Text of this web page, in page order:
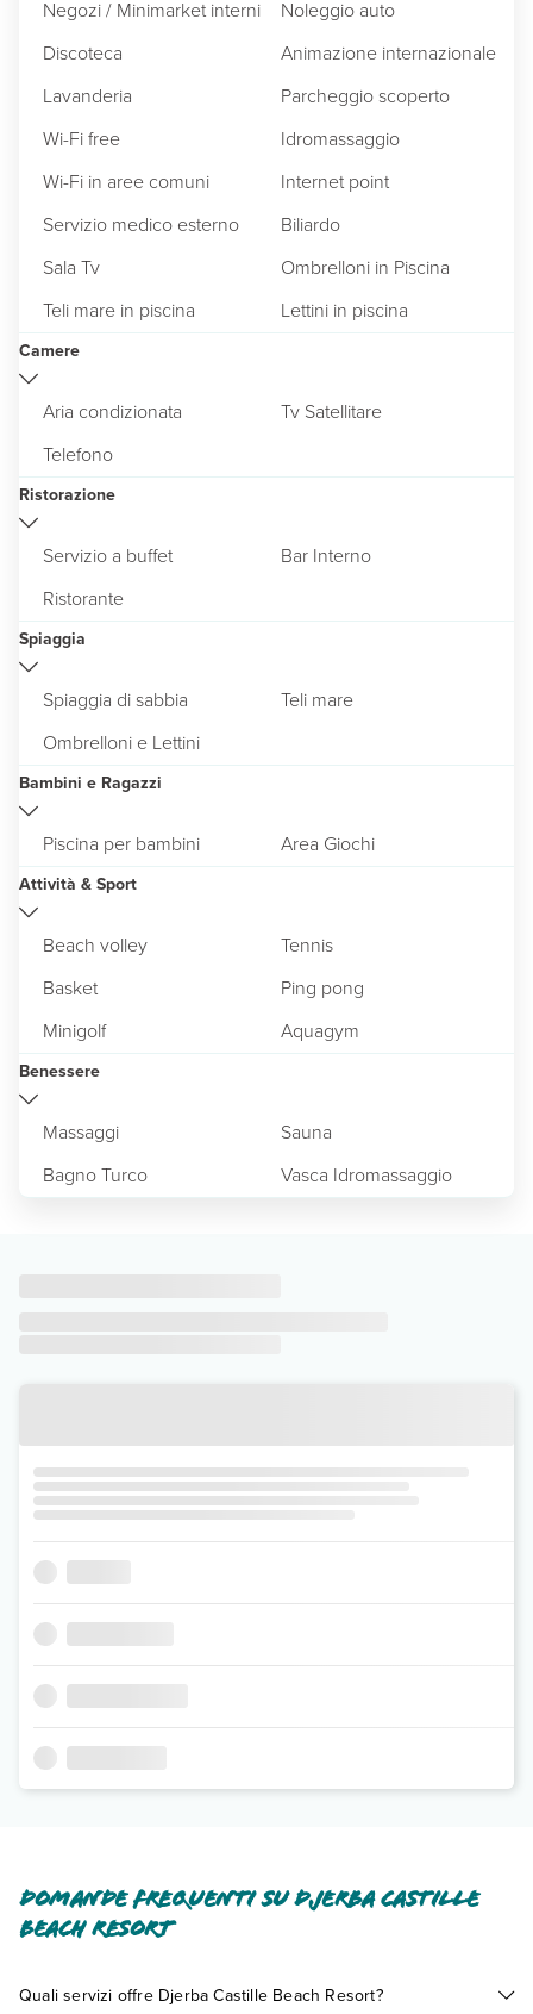
Negozi / Minimarket interni
Noleggio auto
Discoteca
Animazione internazionale
Lavanderia
Parcheggio scoperto
Wi-Fi free
Idromassaggio
Wi-Fi in aree comuni
Internet point
Servizio medico esterno
Biliardo
Sala Tv
Ombrelloni in Piscina
Teli mare in piscina
Lettini in piscina
Camere
Aria condizionata
Tv Satellitare
Telefono
Ristorazione
Servizio a buffet
Bar Interno
Ristorante
Spiaggia
Spiaggia di sabbia
Teli mare
Ombrelloni e Lettini
Bambini e Ragazzi
Piscina per bambini Area Giochi
Attività & Sport
Beach volley
Tennis
Basket
Ping pong
Minigolf
Aquagym
Benessere
Massaggi
Sauna
Bagno Turco
Vasca Idromassaggio
Domande frequenti su Djerba Castille
Beach Resort
Quali servizi offre Djerba Castille Beach Resort?